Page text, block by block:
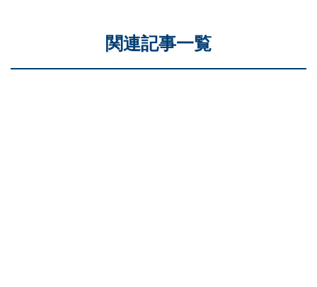
関連記事一覧